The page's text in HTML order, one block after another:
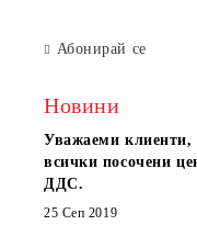
Абонирай се
Новини
Уважаеми клиенти,
всички посочени
ДДС.
25 Сеп 2019